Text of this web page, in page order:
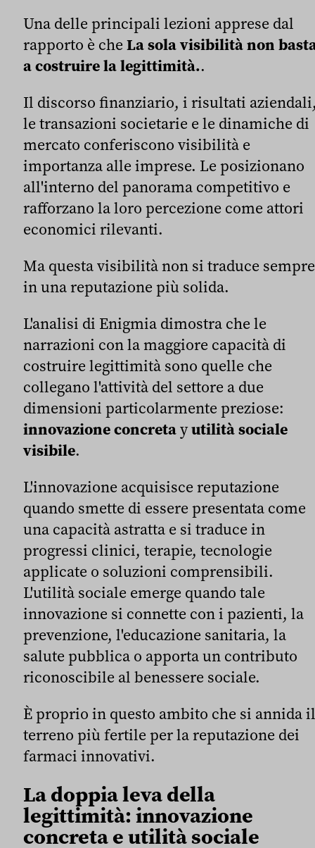
Una delle principali lezioni apprese dal
rapporto è che La sola visibilità non
a costruire la legittimità..
Il discorso finanziario, i risultati
le transazioni societarie e le dinamiche di
mercato conferiscono visibilità e
importanza alle imprese. Le posizionano
all'interno del panorama competitivo e
rafforzano la loro percezione come attori
economici rilevanti.
Ma questa visibilità non si traduce sempre
in una reputazione più solida.
L'analisi di Enigmia dimostra che le
narrazioni con la maggiore capacità di
costruire legittimità sono quelle che
collegano l'attività del settore a due
dimensioni particolarmente preziose:
innovazione concretayutilità sociale
visibile.
L'innovazione acquisisce reputazione
quando smette di essere presentata come
una capacità astratta e si traduce in
progressi clinici, terapie, tecnologie
applicate o soluzioni comprensibili.
L'utilità sociale emerge quando tale
innovazione si connette con i pazienti, la
prevenzione, l'educazione sanitaria, la
salute pubblica o apporta un contributo
riconoscibile al benessere sociale.
È proprio in questo ambito che si annida il
terreno più fertile per la reputazione dei
farmaci innovativi.
La doppia leva della
legittimità: innovazione
concreta e utilità sociale